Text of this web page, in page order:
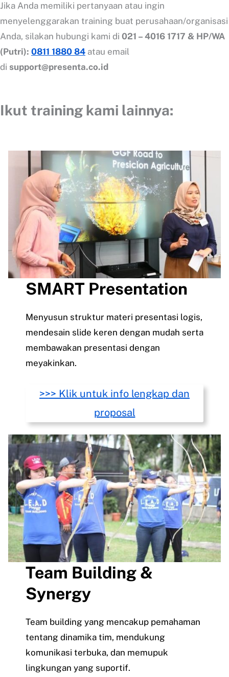
Jika Anda memiliki pertanyaan atau ingin
menyelenggarakan training buat perusahaan/organisasi
Anda, silakan hubungi kami di 021 – 4016 1717 & HP/WA
(Putri): 0811 1880 84 atau email
di support@presenta.co.id
Ikut training kami lainnya:
SMART Presentation
Menyusun struktur materi presentasi logis,
mendesain slide keren dengan mudah serta
membawakan presentasi dengan
meyakinkan.
>>> Klik untuk info lengkap dan
proposal
Team Building &
Synergy
Team building yang mencakup pemahaman
tentang dinamika tim, mendukung
komunikasi terbuka, dan memupuk
lingkungan yang suportif.